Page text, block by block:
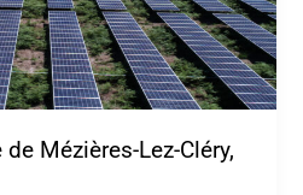
Mézières-Lez-Cléry,